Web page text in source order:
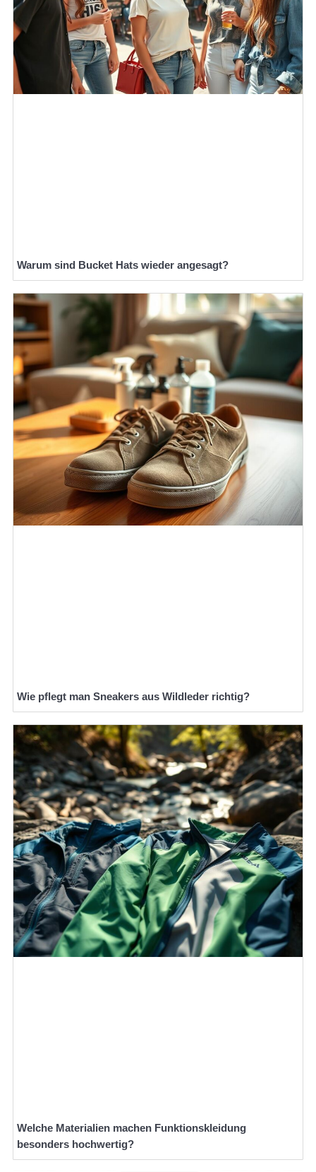
Warum sind Bucket Hats wieder angesagt?
Wie pflegt man Sneakers aus Wildleder richtig?
Welche Materialien machen Funktionskleidung
besonders hochwertig?